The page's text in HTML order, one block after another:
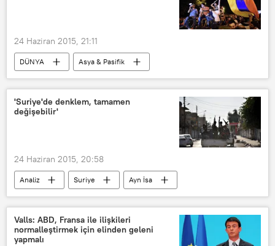
24 Haziran 2015, 21:11
DÜNYA
Asya & Pasifik
Haberler
Ermenistan
Erivan
Serj Sarkisyan
'Suriye'de denklem, tamamen
değişebilir'
24 Haziran 2015, 20:58
Analiz Suriye
Ayn İsa
Rakka
IŞİD PYD
Valls: ABD, Fransa ile ilişkileri
normalleştirmek için elinden geleni
yapmalı